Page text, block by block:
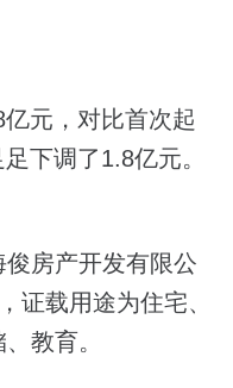
元，对比首次起
下调了1.8亿元。
房产开发有限公
证载用途为住宅、
教育。